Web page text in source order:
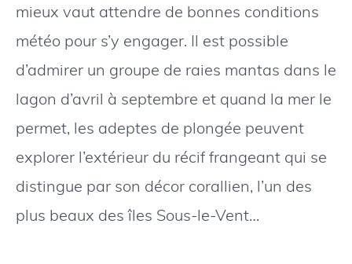
mieux vaut attendre de bonnes conditions
météo pour s’y engager. Il est possible
d’admirer un groupe de raies mantas dans le
lagon d’avril à septembre et quand la mer le
permet, les adeptes de plongée peuvent
explorer l’extérieur du récif frangeant qui se
distingue par son décor corallien, l’un des
plus beaux des îles Sous-le-Vent…